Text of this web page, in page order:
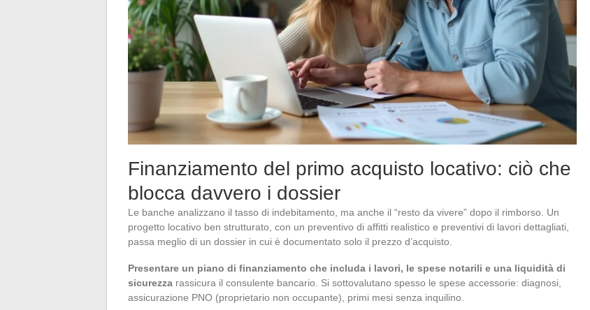
Finanziamento del primo acquisto locativo: ciò che
blocca davvero i dossier
Le banche analizzano il tasso di indebitamento, ma anche il “resto da vivere” dopo il rimborso. Un
progetto locativo ben strutturato, con un preventivo di affitti realistico e preventivi di lavori dettagliati,
passa meglio di un dossier in cui è documentato solo il prezzo d’acquisto.
Presentare un piano di finanziamento che includa i lavori, le spese notarili e una liquidità di
sicurezza rassicura il consulente bancario. Si sottovalutano spesso le spese accessorie: diagnosi,
assicurazione PNO (proprietario non occupante), primi mesi senza inquilino.